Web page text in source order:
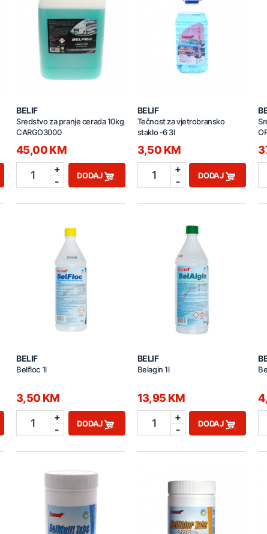
BELIF
Sredstvo za pranje cerada 10kg
CARGO3000
45,00 KM
1
+
-
DODAJ
BELIF
Tečnost za vjetrobransko
staklo -6 3l
3,50 KM
1
+
-
DODAJ
BELIF
Belfloc 1l
3,50 KM
1
+
-
DODAJ
BELIF
Belagin 1l
13,95 KM
1
+
-
DODAJ